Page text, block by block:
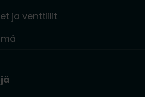
ja venttiilit